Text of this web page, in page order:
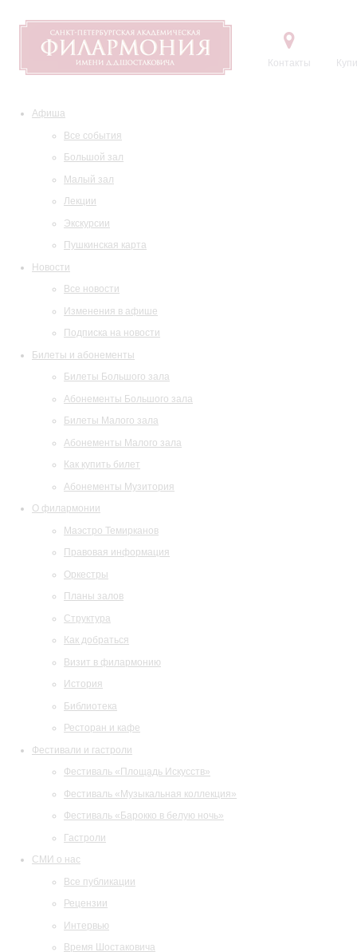
Контакты
Афиша
Все события
Большой зал
Малый зал
Лекции
Экскурсии
Пушкинская карта
Новости
Все новости
Изменения в афише
Подписка на новости
Билеты и абонементы
Билеты Большого зала
Абонементы Большого зала
Билеты Малого зала
Абонементы Малого зала
Как купить билет
Абонементы Музитория
О филармонии
Маэстро Темирканов
Правовая информация
Оркестры
Планы залов
Структура
Как добраться
Визит в филармонию
История
Библиотека
Ресторан и кафе
Фестивали и гастроли
Фестиваль «Площадь Искусств»
Фестиваль «Музыкальная коллекция»
Фестиваль «Барокко в белую ночь»
Гастроли
СМИ о нас
Все публикации
Рецензии
Интервью
Время Шостаковича